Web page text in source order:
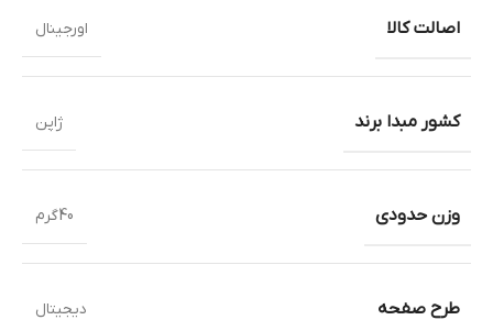
اصالت کالا اورجینال
کشور مبدا برند ژاپن
وزن حدودی 40گرم
طرح صفحه دیجیتال